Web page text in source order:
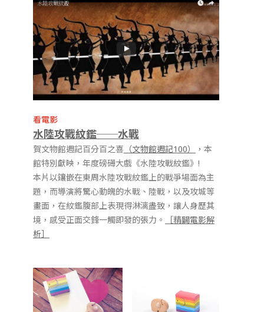
看電影
水陸攻戰紋鑑──水戰
賀文物館週記百分百之喜 （文物館週記100）
，本
館特別獻映，年度磅礡大戲《水陸攻戰紋鑑》!
本片以鑲嵌在東周水陸攻戰紋鑑上的戰爭場面為主
題，而導演將驚心動魄的水戰、陸戰，以及攻城等
畫面，在紋鑑腹部上表現得淋漓盡致，讓人身歷其
境，感受正面交鋒一觸即發的張力。
［精闢電影解
析］